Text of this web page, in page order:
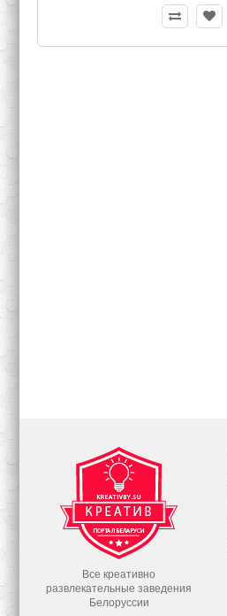
Все креативно
развлекательные заведения
Белоруссии